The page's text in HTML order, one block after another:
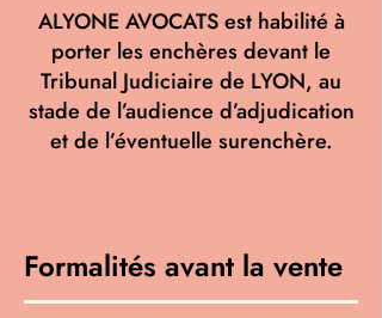
ALYONE AVOCATS est habilité à
porter les enchères devant le
Tribunal Judiciaire de LYON, au
stade de l’audience d’adjudication
et de l’éventuelle surenchère.
Formalités avant la vente